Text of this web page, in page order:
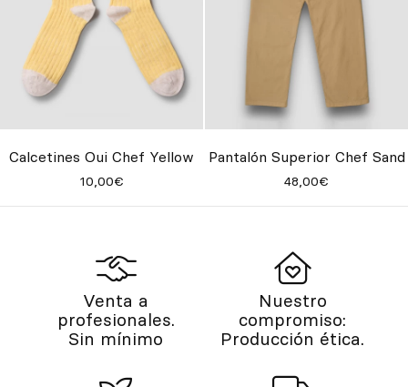
Calcetines Oui Chef Yellow
10,00€
Pantalón Superior Chef Sand
48,00€
Venta a
profesionales.
Sin mínimo
Nuestro
compromiso:
Producción ética.